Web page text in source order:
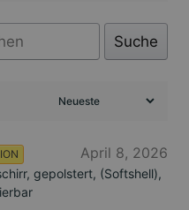
Suche
April 8, 2026
gepolstert, (Softshell),